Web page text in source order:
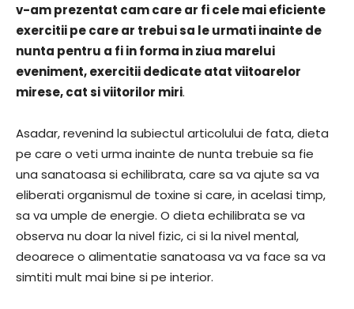
v-am prezentat cam care ar fi cele mai eficiente
exercitii pe care ar trebui sa le urmati inainte de
nunta pentru a fi in forma in ziua marelui
eveniment, exercitii dedicate atat viitoarelor
mirese, cat si viitorilor miri.
Asadar, revenind la subiectul articolului de fata, dieta
pe care o veti urma inainte de nunta trebuie sa fie
una sanatoasa si echilibrata, care sa va ajute sa va
eliberati organismul de toxine si care, in acelasi timp,
sa va umple de energie. O dieta echilibrata se va
observa nu doar la nivel fizic, ci si la nivel mental,
deoarece o alimentatie sanatoasa va va face sa va
simtiti mult mai bine si pe interior.